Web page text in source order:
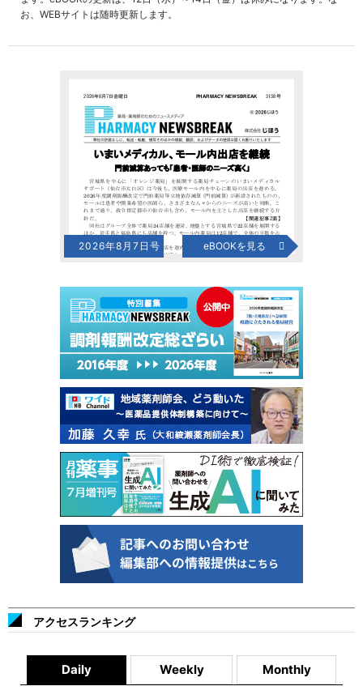
お、WEBサイトは随時更新します。
2026年8月7日号 eBOOKを見る
アクセスランキング
Daily Weekly Monthly